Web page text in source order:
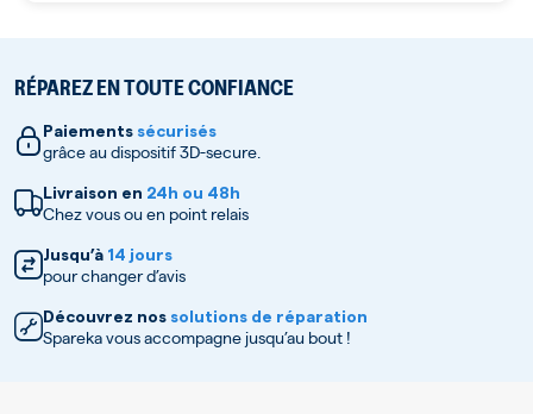
RÉPAREZ EN TOUTE CONFIANCE
Paiements sécurisés
grâce au dispositif 3D-secure.
Livraison en 24h ou 48h
Chez vous ou en point relais
Jusqu’à 14 jours
pour changer d’avis
Découvrez nos solutions de réparation
Spareka vous accompagne jusqu’au bout !